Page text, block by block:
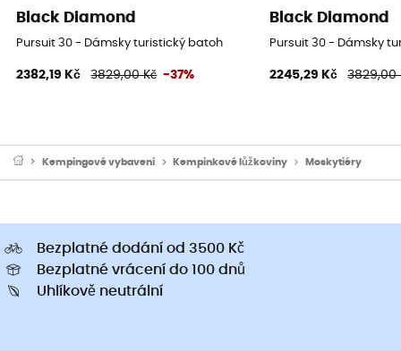
Black Diamond
Pursuit 30 - Dámsky turistický batoh
2382,19 Kč 3829,00 Kč -37%
Black Diamond
Pursuit 30 - Dámsky
2245,29 Kč 3829,00
Kempingové vybavení Kempinkové lůžkoviny Moskytiéry
Bezplatné dodání od 3500 Kč
Bezplatné vrácení do 100 dnů
Uhlíkově neutrální